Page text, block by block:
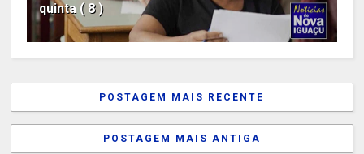
quinta ( 8 )
POSTAGEM MAIS RECENTE
POSTAGEM MAIS ANTIGA